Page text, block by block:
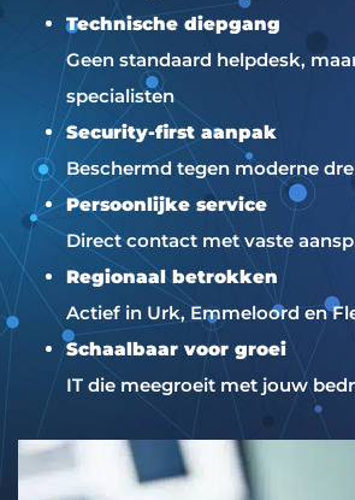
Technische diepgang
Geen standaard helpdesk,
specialisten
Security-first aanpak
Beschermd tegen moderne
Persoonlijke service
Direct contact met vaste
Regionaal betrokken
Actief in Urk, Emmeloord en
Schaalbaar voor groei
IT die meegroeit met jouw